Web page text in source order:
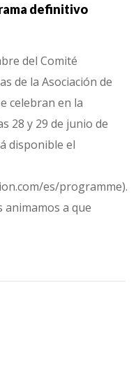
definitivo
del Comité
de la Asociación de
celebran en la
28 y 29 de junio de
disponible el
es/programme).
animamos a que